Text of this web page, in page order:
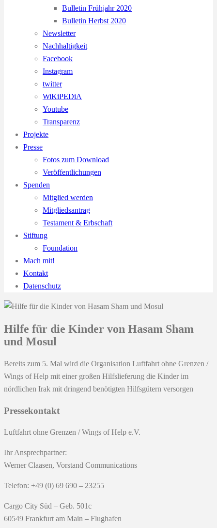
Bulletin Frühjahr 2020
Bulletin Herbst 2020
Newsletter
Nachhaltigkeit
Facebook
Instagram
twitter
WiKiPEDiA
Youtube
Transparenz
Projekte
Presse
Fotos zum Download
Veröffentlichungen
Spenden
Mitglied werden
Mitgliedsantrag
Testament & Erbschaft
Stiftung
Foundation
Mach mit!
Kontakt
Datenschutz
Hilfe für die Kinder von Hasam Sham
und Mosul
Bereits zum 5. Mal wird die Organisation Luftfahrt ohne Grenzen /
Wings of Help mit einer großen Hilfslieferung die Kinder im
nördlichen Irak mit dringend benötigten Hilfsgütern versorgen
Pressekontakt
Luftfahrt ohne Grenzen / Wings of Help e.V.
Ihr Ansprechpartner:
Werner Claasen, Vorstand Communications
Telefon: +49 (0) 69 690 – 23255
Cargo City Süd – Geb. 501c
60549 Frankfurt am Main – Flughafen